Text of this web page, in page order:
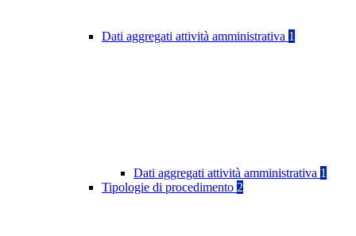
Dati aggregati attività amministrativa 1
Dati aggregati attività amministrativa 1
Tipologie di procedimento 2